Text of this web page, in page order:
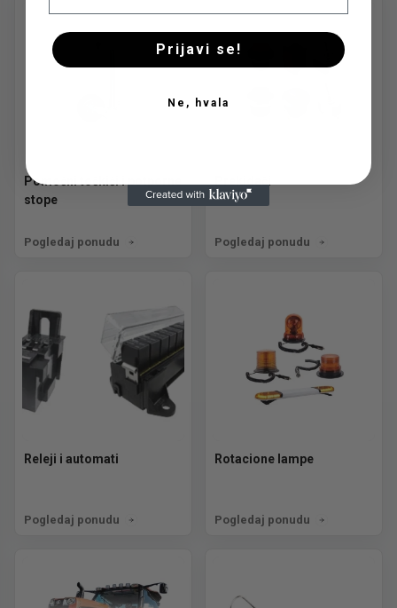
Pomoćni točkići i potporne
stope
Pogledaj ponudu Pogledaj ponudu
Releji i automati
Pogledaj ponudu
Rotacione lampe
Pogledaj ponudu
Prijavi se!
Ne, hvala